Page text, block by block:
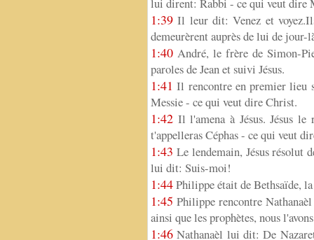
1:39 Il leur dit: Venez et
demeurèrent auprès de lui de
1:40 André, le frère de Simon-
paroles de Jean et suivi Jésus.
1:41 Il rencontre en premier lieu
Messie - ce qui veut dire Christ.
1:42 Il l'amena à Jésus. Jésus
t'appelleras Céphas - ce qui veut
1:43 Le lendemain, Jésus
lui dit: Suis-moi!
1:44Philippe était de Bethsaïde,
1:45 Philippe rencontre
ainsi que les prophètes, nous
1:46 Nathanaèl lui dit: De